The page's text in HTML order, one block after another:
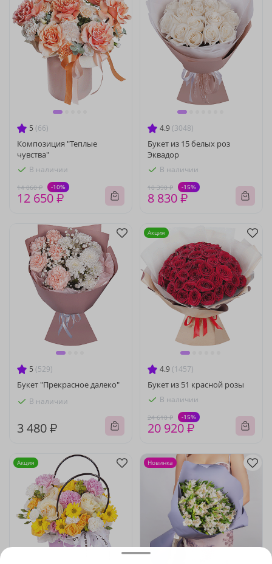
5 (66)
Композиция "Теплые
чувства"
В наличии
14 060 ₽ -10%
12 650 ₽
4.9 (3048)
Букет из 15 белых роз
Эквадор
В наличии
10 390 ₽ -15%
8 830 ₽
5 (529)
Букет "Прекрасное далеко"
В наличии
3 480 ₽
4.9 (1457)
Букет из 51 красной розы
В наличии
24 610 ₽ -15%
20 920 ₽
Акция
Акция Новинка